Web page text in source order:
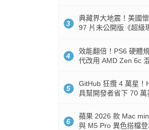
3
典藏界大地震！美國
97 片未公開版《超級
4
效能翻倍！PS6 硬體
代改用 AMD Zen 6c
5
GitHub 狂攬 4 萬星！
具幫開發者省下 70 萬
6
蘋果 2026 款 Mac
與 M5 Pro 異色搭檔